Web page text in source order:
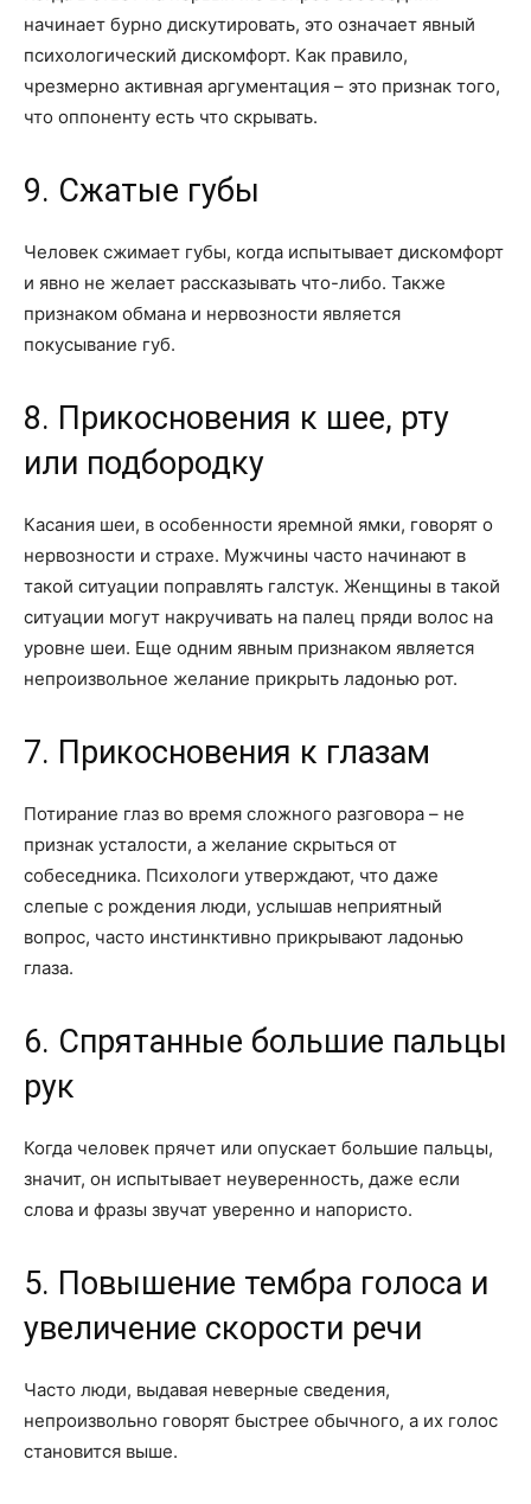
начинает бурно дискутировать, это означает явный
психологический дискомфорт. Как правило,
чрезмерно активная аргументация – это признак того,
что оппоненту есть что скрывать.
9. Сжатые губы
Человек сжимает губы, когда испытывает дискомфорт
и явно не желает рассказывать что-либо. Также
признаком обмана и нервозности является
покусывание губ.
8. Прикосновения к шее, рту
или подбородку
Касания шеи, в особенности яремной ямки, говорят о
нервозности и страхе. Мужчины часто начинают в
такой ситуации поправлять галстук. Женщины в такой
ситуации могут накручивать на палец пряди волос на
уровне шеи. Еще одним явным признаком является
непроизвольное желание прикрыть ладонью рот.
7. Прикосновения к глазам
Потирание глаз во время сложного разговора – не
признак усталости, а желание скрыться от
собеседника. Психологи утверждают, что даже
слепые с рождения люди, услышав неприятный
вопрос, часто инстинктивно прикрывают ладонью
глаза.
6. Спрятанные большие пальцы
рук
Когда человек прячет или опускает большие пальцы,
значит, он испытывает неуверенность, даже если
слова и фразы звучат уверенно и напористо.
5. Повышение тембра голоса и
увеличение скорости речи
Часто люди, выдавая неверные сведения,
непроизвольно говорят быстрее обычного, а их голос
становится выше.